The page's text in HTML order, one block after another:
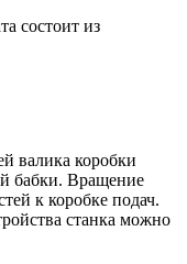
состоит из
валика коробки
бабки. Вращение
к коробке подач.
станка можно